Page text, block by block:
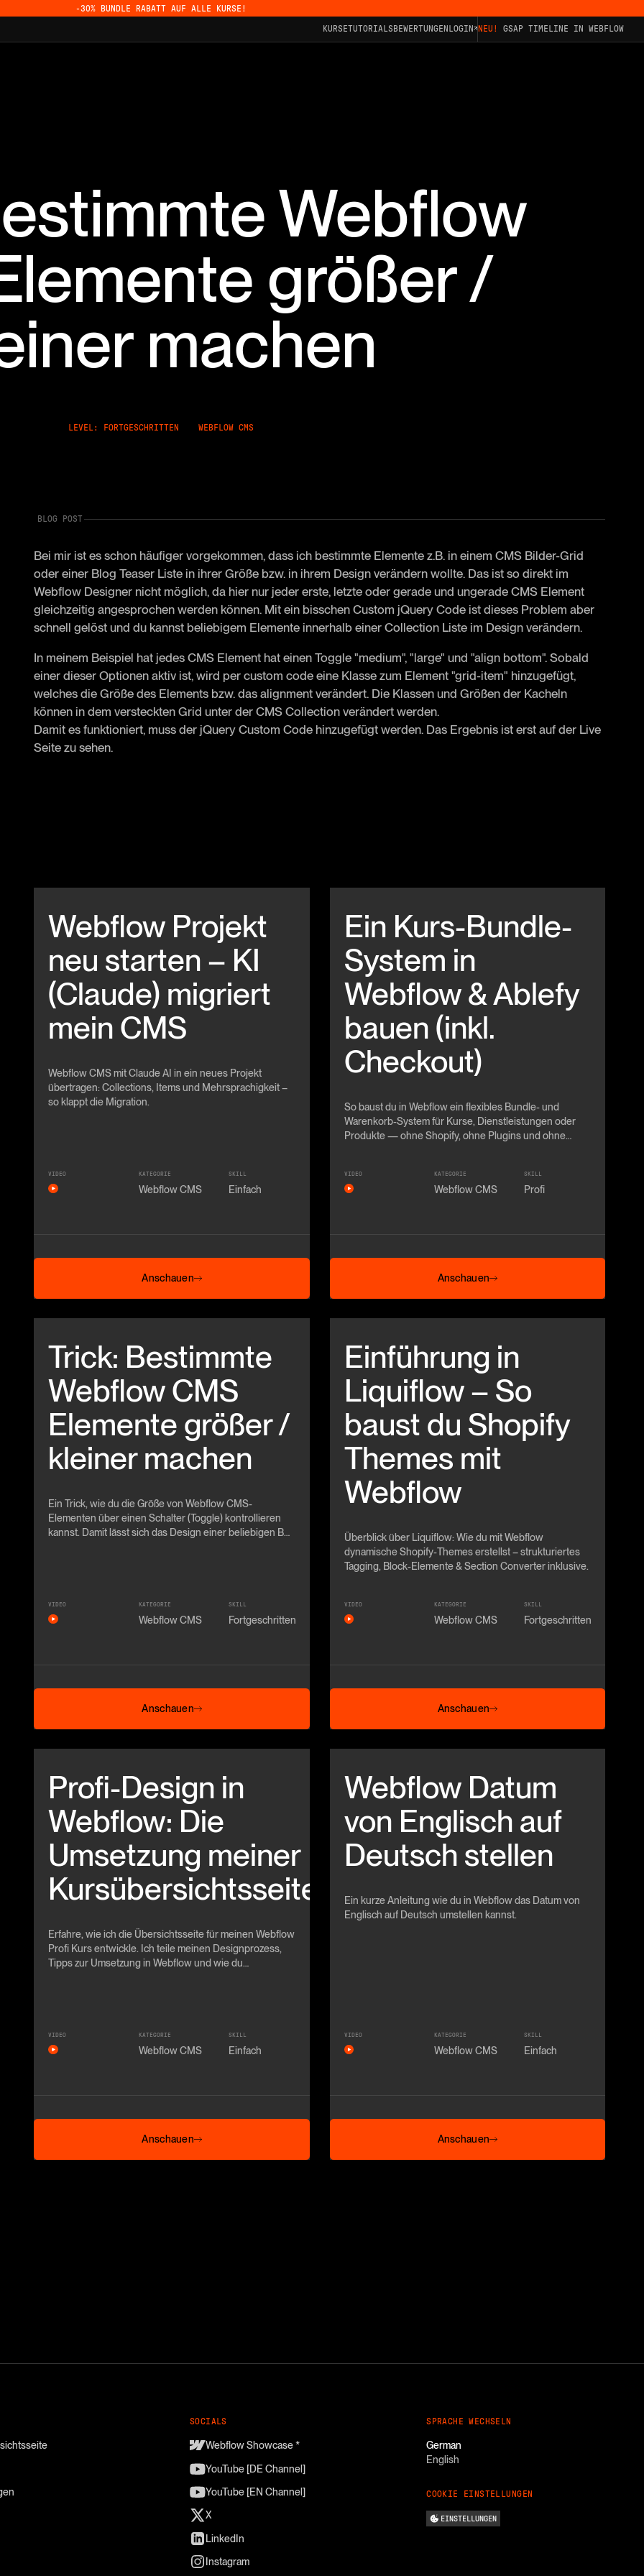
-30% BUNDLE RABATT AUF ALLE KURSE!
KURSETUTORIALS BEWERTUNGEN LOGIN NEU! GSAP TIMELINE IN WEBFLOW
Webflow
größer /
machen
LEVEL: FORTGESCHRITTEN WEBFLOW CMS
BLOG POST
Bei mir ist es schon häufiger vorgekommen, dass ich bestimmte Elemente z.B. in einem CMS Bilder-Grid
oder einer Blog Teaser Liste in ihrer Größe bzw. in ihrem Design verändern wollte. Das ist so direkt im
Webflow Designer nicht möglich, da hier nur jeder erste, letzte oder gerade und ungerade CMS Element
gleichzeitig angesprochen werden können. Mit ein bisschen Custom jQuery Code ist dieses Problem aber
schnell gelöst und du kannst beliebigem Elemente innerhalb einer Collection Liste im Design verändern.
In meinem Beispiel hat jedes CMS Element hat einen Toggle "medium", "large" und "align bottom". Sobald
einer dieser Optionen aktiv ist, wird per custom code eine Klasse zum Element "grid-item" hinzugefügt,
welches die Größe des Elements bzw. das alignment verändert. Die Klassen und Größen der Kacheln
können in dem versteckten Grid unter der CMS Collection verändert werden.
Damit es funktioniert, muss der jQuery Custom Code hinzugefügt werden. Das Ergebnis ist erst auf der Live
Seite zu sehen.
Webflow Projekt
neu starten – KI
(Claude) migriert
mein CMS
Webflow CMS mit Claude AI in ein neues Projekt
übertragen: Collections, Items und Mehrsprachigkeit –
so klappt die Migration.
VIDEO KATEGORIE
Webflow CMS
SKILL
Einfach
Anschauen
Anschauen
Ein Kurs-Bundle-
System in
Webflow & Ablefy
bauen (inkl.
Checkout)
So baust du in Webflow ein flexibles Bundle- und
Warenkorb-System für Kurse, Dienstleistungen oder
Produkte — ohne Shopify, ohne Plugins und ohne
VIDEO KATEGORIE
Webflow CMS
SKILL
Profi
Anschauen
Anschauen
Trick: Bestimmte
Webflow CMS
Elemente größer /
kleiner machen
Ein Trick, wie du die Größe von Webflow CMS-
Elementen über einen Schalter (Toggle) kontrollieren
kannst. Damit lässt sich das Design einer beliebigen Box
VIDEO KATEGORIE
Webflow CMS
SKILL
Fortgeschritten
Anschauen
Anschauen
Einführung in
Liquiflow – So
baust du Shopify
Themes mit
Webflow
Überblick über Liquiflow: Wie du mit Webflow
dynamische Shopify‑Themes erstellst – strukturiertes
Tagging, Block‑Elemente & Section Converter inklusive.
VIDEO KATEGORIE
Webflow CMS
SKILL
Fortgeschritten
Anschauen
Anschauen
Profi-Design in
Webflow: Die
Umsetzung meiner
Kursübersichtsseite
Erfahre, wie ich die Übersichtsseite für meinen Webflow
Profi Kurs entwickle. Ich teile meinen Designprozess,
Tipps zur Umsetzung in Webflow und wie du
VIDEO KATEGORIE
Webflow CMS
SKILL
Einfach
Anschauen
Anschauen
Webflow Datum
von Englisch auf
Deutsch stellen
Ein kurze Anleitung wie du in Webflow das Datum von
Englisch auf Deutsch umstellen kannst.
VIDEO KATEGORIE
Webflow CMS
SKILL
Einfach
Anschauen
Anschauen
SOCIALS
Webflow Showcase *
YouTube [DE Channel]
YouTube [EN Channel]
X
LinkedIn
Instagram
SPRACHE WECHSELN
German
English
COOKIE EINSTELLUNGEN
EINSTELLUNGEN